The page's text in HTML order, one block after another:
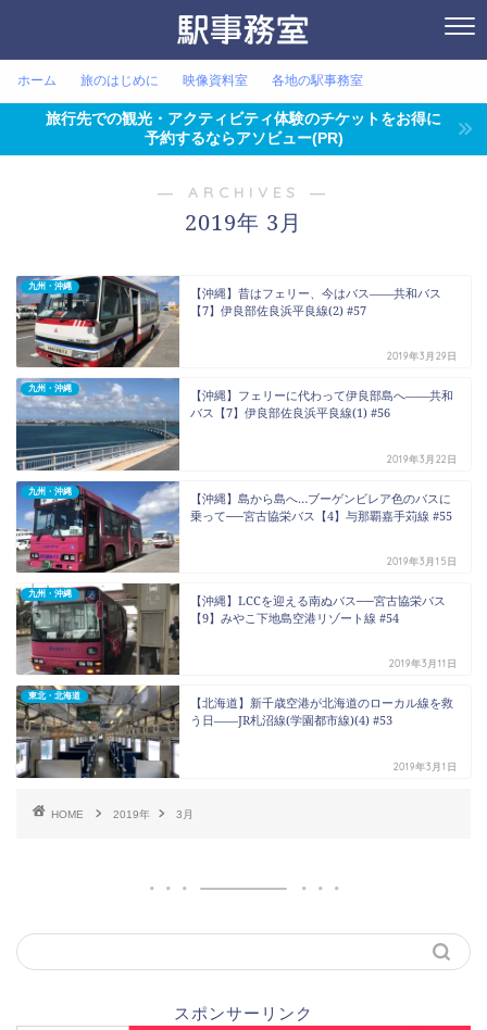
ホーム 旅のはじめに 映像資料室 各地の駅事務室
旅行先での観光・アクティビティ体験のチケットをお得に
予約するならアソビュー(PR)
― ARCHIVES ―
2019年 3月
九州・沖縄
【沖縄】昔はフェリー、今はバス――共和バス
【7】伊良部佐良浜平良線(2) #57
2019年3月29日
九州・沖縄
【沖縄】フェリーに代わって伊良部島へ――共和
バス【7】伊良部佐良浜平良線(1) #56
2019年3月22日
九州・沖縄
【沖縄】島から島へ…ブーゲンビレア色のバスに
乗って──宮古協栄バス【4】与那覇嘉手苅線 #55
2019年3月15日
九州・沖縄
【沖縄】LCCを迎える南ぬバス──宮古協栄バス
【9】みやこ下地島空港リゾート線 #54
2019年3月11日
東北・北海道
【北海道】新千歳空港が北海道のローカル線を救
う日――JR札沼線(学園都市線)(4) #53
2019年3月1日
HOME 2019年 3月
スポンサーリンク